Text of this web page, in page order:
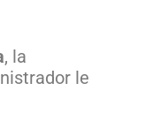
, la
le